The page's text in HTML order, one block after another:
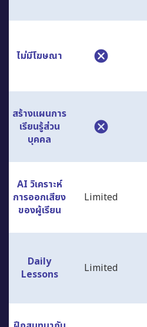
เรียนรู้ส่วน
บุคคล
การออกเสียง
ของผู้เรียน
Lessons